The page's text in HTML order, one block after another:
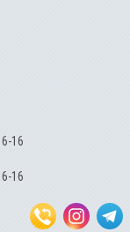
6-16
6-16